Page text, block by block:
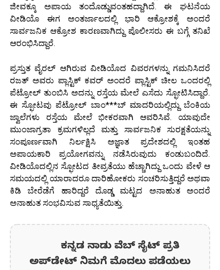
ಜೀವಕ್ಕೂ ಅಪಾಯ ತಂದೊಡ್ಡುವಂತಹದ್ದಾಗಿದೆ. ಈ ಘಟನೆಯ
ವೀಡಿಯೊ ಈಗ ಅಂತರ್ಜಾಲದಲ್ಲಿ ಭಾರಿ ಆಕ್ರೋಶಕ್ಕೆ ಅಂದರೆ
ಸಾರ್ವಜನಿಕ ಆಕ್ರೋಶ ಕಾರಣವಾಗಿದ್ದು ಪೊಲೀಸರು ಈ ಬಗ್ಗೆ ತನಿಖೆ
ಆರಂಭಿಸಿದ್ದಾರೆ.
ಪ್ರಸ್ತುತ ವೈರಲ್ ಆಗಿರುವ ವೀಡಿಯೊದ ವಿವರಗಳನ್ನು ಗಮನಿಸಿದರೆ
ರಜತ್ ಅವರು ಪ್ಲಾಸ್ಟಿಕ್ ಕವರ್ ಅಂದರೆ ಪ್ಲಾಸ್ಟಿಕ್ ಚೀಲ ಒಂದರಲ್ಲಿ
ಪೆಟ್ರೋಲ್ ತುಂಬಿಸಿ ಅದನ್ನು ರಸ್ತೆಯ ಮೇಲೆ ಎಸೆದು ಸ್ಫೋಟಿಸಿದ್ದಾರೆ.
ಈ ಸ್ಫೋಟವು ಪೆಟ್ರೋಲ್ ಬಾಂ***ಬ್ ಮಾದರಿಯಲ್ಲಿದ್ದು ಬೆಂಕಿಯ
ಜ್ವಾಲೆಗಳು ರಸ್ತೆಯ ಮೇಲೆ ಭೀಕರವಾಗಿ ಆವರಿಸಿವೆ. ಯಾವುದೇ
ಮುಂಜಾಗ್ರತಾ ಕ್ರಮಗಳಿಲ್ಲದೆ ಮತ್ತು ಸಾರ್ವಜನಿಕ ಸುರಕ್ಷತೆಯನ್ನು
ಸಂಪೂರ್ಣವಾಗಿ ನಿರ್ಲಕ್ಷಿಸಿ ಅಜ್ಞಾತ ಪ್ರದೇಶದಲ್ಲಿ ಇಂತಹ
ಅಪಾಯಕಾರಿ ಪ್ರಯೋಗವನ್ನು ನಡೆಸಿರುವುದು ಕಂಡುಬಂದಿದೆ.
ವೀಡಿಯೊದಲ್ಲಿನ ಸ್ಫೋಟದ ತೀವ್ರತೆಯು ಹೆಚ್ಚಾಗಿದ್ದು ಒಂದು ವೇಳೆ ಆ
ಸಮಯದಲ್ಲಿ ಯಾರಾದರೂ ದಾರಿಹೋಕರು ಸಂಚರಿಸುತ್ತಿದ್ದರೆ ಅಥವಾ
ಕಿಡಿ ಬೇರೆಡೆಗೆ ಹಾರಿದ್ದರೆ ದೊಡ್ಡ ಮಟ್ಟದ ಅನಾಹುತ ಅಂದರೆ
ಅನಾಹುತ ಸಂಭವಿಸುವ ಸಾಧ್ಯತೆಯಿತ್ತು.
ಕನ್ನಡ ನಾಡು ವೆಬ್ ಸೈಟ್ ಪ್ರತಿ
ಅಪ್‌ಡೇಟ್‌ ನಿಮಗೆ ಮೊದಲು ಪಡೆಯಲು